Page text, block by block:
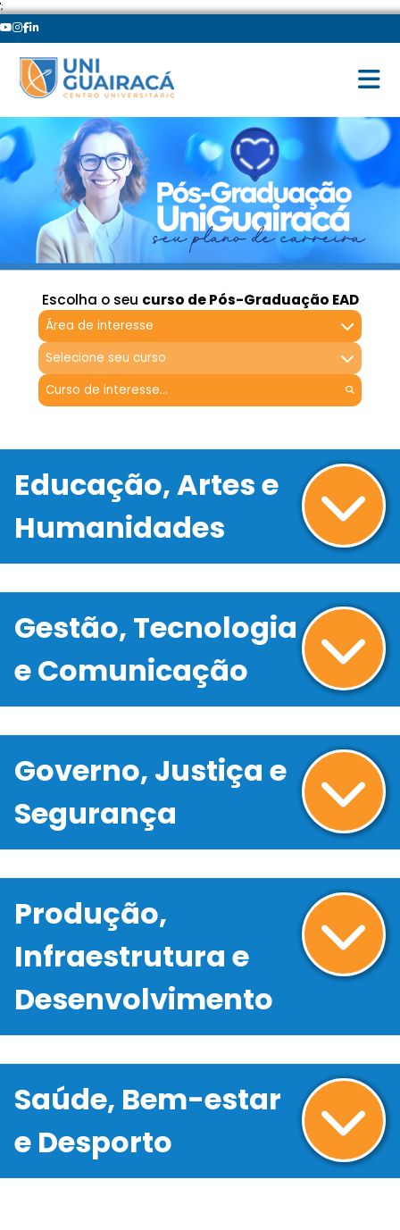
';
Escolha o seu curso de Pós-Graduação EAD
Área de interesse
Selecione seu curso
Educação, Artes e
Humanidades
Gestão, Tecnologia
e Comunicação
Governo, Justiça e
Segurança
Produção,
Infraestrutura e
Desenvolvimento
Saúde, Bem-estar
e Desporto